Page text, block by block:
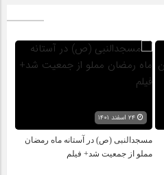
مسجدالنبی (ص) در آستانه ماه رمضان
مملو از جمعیت شد+ فیلم